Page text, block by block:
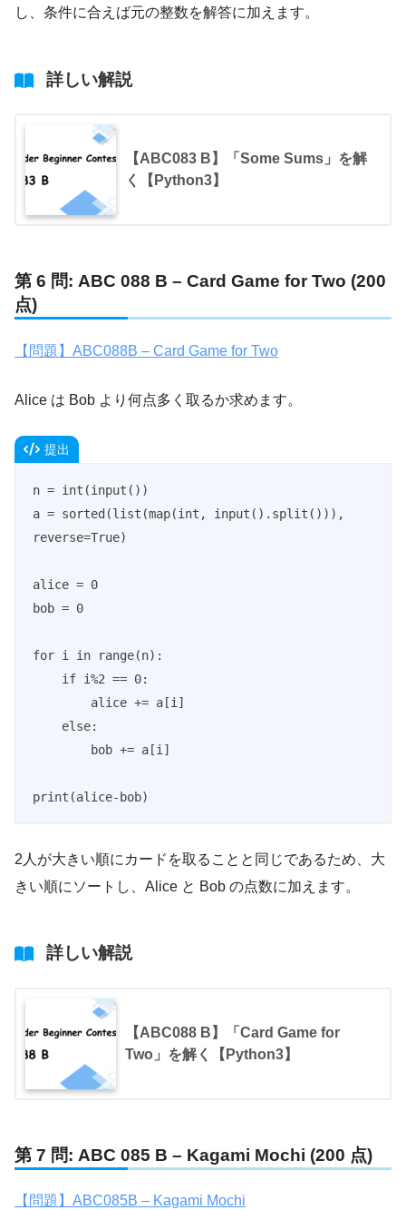
し、条件に合えば元の整数を解答に加えます。
詳しい解説
【ABC083 B】「Some Sums」を解
く【Python3】
第 6 問: ABC 088 B – Card Game for Two (200
点)
【問題】ABC088B – Card Game for Two
Alice は Bob より何点多く取るか求めます。
提出
n = int(input())
a = sorted(list(map(int, input().split())),
reverse=True)
alice = 0
bob = 0
for i in range(n):
print(alice-bob)
2人が大きい順にカードを取ることと同じであるため、大
きい順にソートし、Alice と Bob の点数に加えます。
詳しい解説
【ABC088 B】「Card Game for
Two」を解く【Python3】
第 7 問: ABC 085 B – Kagami Mochi (200 点)
【問題】ABC085B – Kagami Mochi